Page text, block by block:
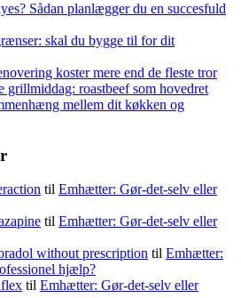
Sådan planlægger du en succesfuld
skal du bygge til for dit
koster mere end de fleste tror
grillmiddag: roastbeef som hovedret
mellem dit køkken og
til Emhætter: Gør-det-selv eller
til Emhætter: Gør-det-selv eller
without prescription til Emhætter:
hjælp?
til Emhætter: Gør-det-selv eller